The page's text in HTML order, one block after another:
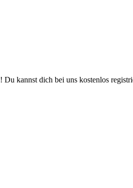
kannst dich bei uns kostenlos